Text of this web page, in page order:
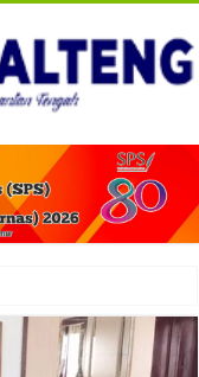
Pemdes dan BPD di